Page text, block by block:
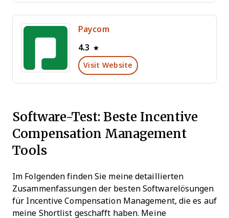
Paycom
4.3
Visit Website
Software-Test: Beste Incentive
Compensation Management
Tools
Im Folgenden finden Sie meine detaillierten
Zusammenfassungen der besten Softwarelösungen
für Incentive Compensation Management, die es auf
meine Shortlist geschafft haben. Meine